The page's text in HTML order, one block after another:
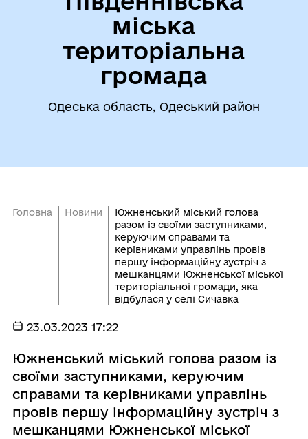
міська
територіальна
громада
Одеська область, Одеський район
Головна Новини
Южненський міський голова
разом із своїми заступниками,
керуючим справами та
керівниками управлінь провів
першу інформаційну зустріч з
мешканцями Южненської міської
територіальної громади, яка
відбулася у селі Сичавка
23.03.2023 17:22
Южненський міський голова разом із
своїми заступниками, керуючим
справами та керівниками управлінь
провів першу інформаційну зустріч з
мешканцями Южненської міської